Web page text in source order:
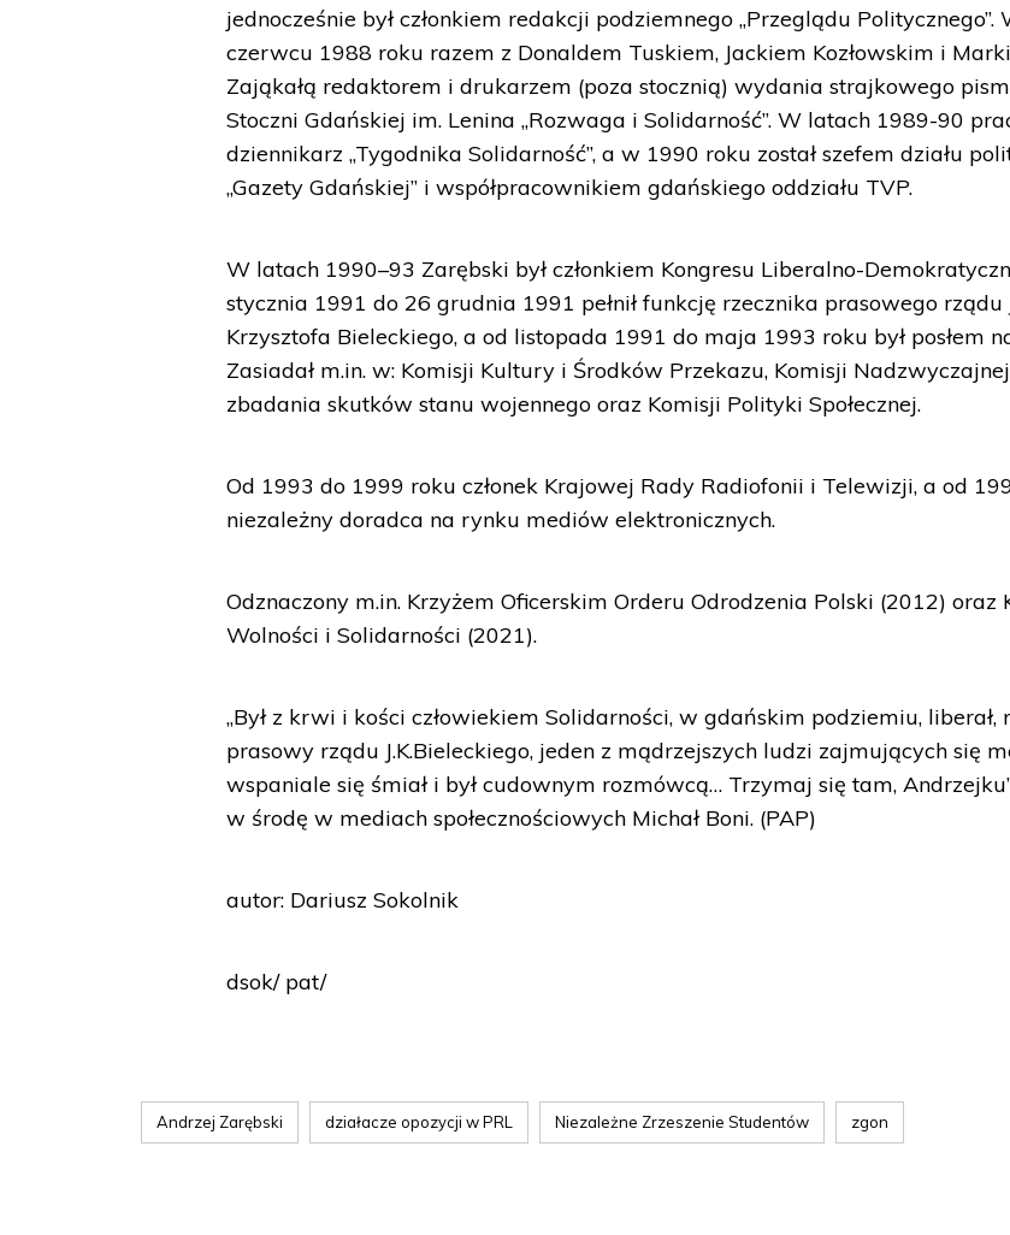
jednocześnie był członkiem redakcji podziemnego „Przeglądu Politycznego”.
czerwcu 1988 roku razem z Donaldem Tuskiem, Jackiem Kozłowskim i
Zająkałą redaktorem i drukarzem (poza stocznią) wydania strajkowego
Stoczni Gdańskiej im. Lenina „Rozwaga i Solidarność”. W latach 1989-90
dziennikarz „Tygodnika Solidarność”, a w 1990 roku został szefem działu
„Gazety Gdańskiej” i współpracownikiem gdańskiego oddziału TVP.
W latach 1990–93 Zarębski był członkiem Kongresu Liberalno-
stycznia 1991 do 26 grudnia 1991 pełnił funkcję rzecznika prasowego rządu
Krzysztofa Bieleckiego, a od listopada 1991 do maja 1993 roku był posłem
Zasiadał m.in. w: Komisji Kultury i Środków Przekazu, Komisji
zbadania skutków stanu wojennego oraz Komisji Polityki Społecznej.
Od 1993 do 1999 roku członek Krajowej Rady Radiofonii i Telewizji, a od
niezależny doradca na rynku mediów elektronicznych.
Odznaczony m.in. Krzyżem Oficerskim Orderu Odrodzenia Polski (2012) oraz
Wolności i Solidarności (2021).
„Był z krwi i kości człowiekiem Solidarności, w gdańskim podziemiu, liberał,
prasowy rządu J.K.Bieleckiego, jeden z mądrzejszych ludzi zajmujących się
wspaniale się śmiał i był cudownym rozmówcą… Trzymaj się tam,
w środę w mediach społecznościowych Michał Boni. (PAP)
autor: Dariusz Sokolnik
dsok/ pat/
Andrzej Zarębski działacze opozycji w PRL Niezależne Zrzeszenie Studentów zgon